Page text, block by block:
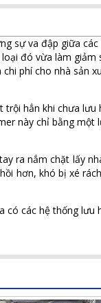
sự va đập giữa
đó vừa làm
phí cho nhà sản
hẳn khi chưa lưu
này chỉ bằng một
ra nắm chặt lấy
hơn, khó bị xé
các hệ thống lưu